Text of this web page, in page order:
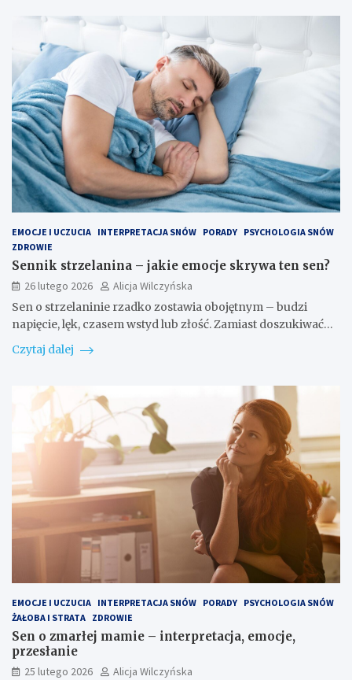
EMOCJE I UCZUCIA INTERPRETACJA SNÓW PORADY PSYCHOLOGIA SNÓW
ZDROWIE
Sennik strzelanina – jakie emocje skrywa ten sen?
26 lutego 2026
Alicja Wilczyńska
Sen o strzelaninie rzadko zostawia obojętnym – budzi
napięcie, lęk, czasem wstyd lub złość. Zamiast doszukiwać…
Czytaj dalej
EMOCJE I UCZUCIA INTERPRETACJA SNÓW PORADY PSYCHOLOGIA SNÓW
ŻAŁOBA I STRATA ZDROWIE
Sen o zmarłej mamie – interpretacja, emocje,
przesłanie
25 lutego 2026
Alicja Wilczyńska